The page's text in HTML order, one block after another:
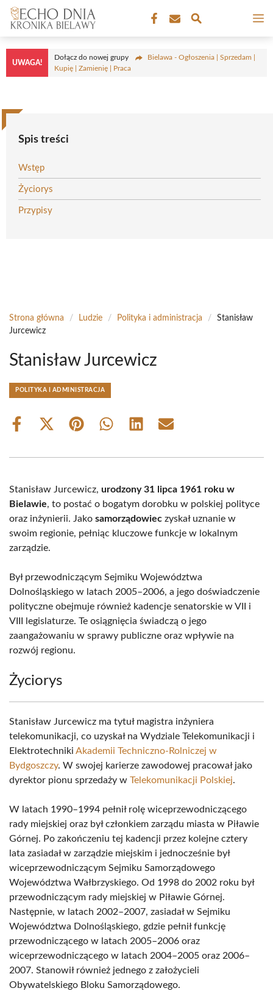
Przejdź
treści
UWAGA!
Dołącz do nowej grupy
Bielawa - Ogłoszenia | Sprzedam |
Kupię | Zamienię | Praca
Spis treści
Wstęp
Życiorys
Przypisy
Strona główna / Ludzie / Polityka i administracja /
Stanisław
Jurcewicz
Stanisław Jurcewicz
POLITYKA I ADMINISTRACJA
Share
Share
(Twitter)
Share Share Share Share
Stanisław Jurcewicz, urodzony 31 lipca 1961 roku w
Bielawie, to postać o bogatym dorobku w polskiej polityce
oraz inżynierii. Jako samorządowiec zyskał uznanie w
swoim regionie, pełniąc kluczowe funkcje w lokalnym
zarządzie.
Był przewodniczącym Sejmiku Województwa
Dolnośląskiego w latach 2005–2006, a jego doświadczenie
polityczne obejmuje również kadencje senatorskie w VII i
VIII legislaturze. Te osiągnięcia świadczą o jego
zaangażowaniu w sprawy publiczne oraz wpływie na
rozwój regionu.
Życiorys
Stanisław Jurcewicz ma tytuł magistra inżyniera
telekomunikacji, co uzyskał na Wydziale Telekomunikacji i
Elektrotechniki Akademii Techniczno-Rolniczej w
Bydgoszczy. W swojej karierze zawodowej pracował jako
dyrektor pionu sprzedaży w Telekomunikacji Polskiej.
W latach 1990–1994 pełnił rolę wiceprzewodniczącego
rady miejskiej oraz był członkiem zarządu miasta w Piławie
Górnej. Po zakończeniu tej kadencji przez kolejne cztery
lata zasiadał w zarządzie miejskim i jednocześnie był
wiceprzewodniczącym Sejmiku Samorządowego
Województwa Wałbrzyskiego. Od 1998 do 2002 roku był
przewodniczącym rady miejskiej w Piławie Górnej.
Następnie, w latach 2002–2007, zasiadał w Sejmiku
Województwa Dolnośląskiego, gdzie pełnił funkcję
przewodniczącego w latach 2005–2006 oraz
wiceprzewodniczącego w latach 2004–2005 oraz 2006–
2007. Stanowił również jednego z założycieli
Obywatelskiego Bloku Samorządowego.